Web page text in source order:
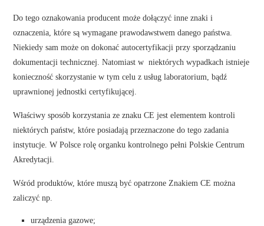
Do tego oznakowania producent może dołączyć inne znaki i
oznaczenia, które są wymagane prawodawstwem danego państwa.
Niekiedy sam może on dokonać autocertyfikacji przy sporządzaniu
dokumentacji technicznej. Natomiast w niektórych wypadkach istnieje
konieczność skorzystanie w tym celu z usług laboratorium, bądź
uprawnionej jednostki certyfikującej.
Właściwy sposób korzystania ze znaku CE jest elementem kontroli
niektórych państw, które posiadają przeznaczone do tego zadania
instytucje. W Polsce rolę organku kontrolnego pełni Polskie Centrum
Akredytacji.
Wśród produktów, które muszą być opatrzone Znakiem CE można
zaliczyć np.
urządzenia gazowe;